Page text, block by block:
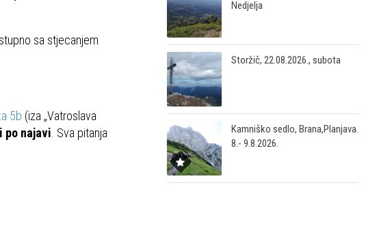
sa stjecanjem
5b (iza „Vatroslava
i po najavi . Sva pitanja
Nedjelja
Storžič, 22.08.2026., subota
Kamniško sedlo, Brana,Planjava.
8.- 9.8.2026.